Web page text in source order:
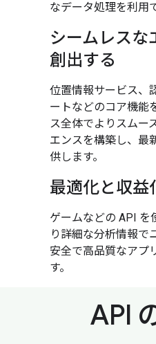
なデータ処理を利用
シームレスな
創出する
位置情報サービス、
ートなどのコア機能
ス全体でよりスムー
エンスを構築し、最
供します。
最適化と収益
ゲームなどの API を
り詳細な分析情報で
安全で高品質なアプ
す。
API